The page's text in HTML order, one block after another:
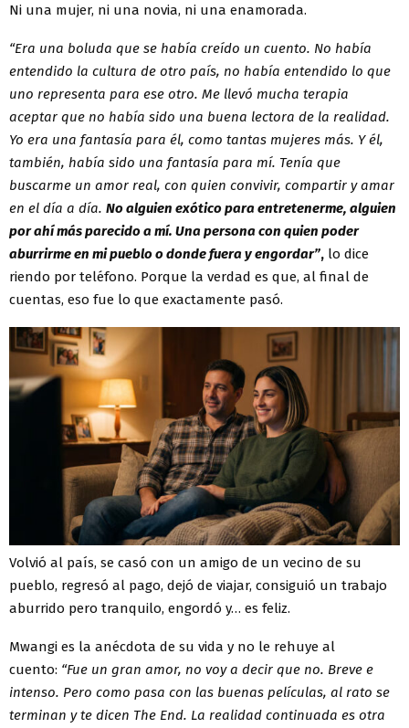
Ni una mujer, ni una novia, ni una enamorada.
“Era una boluda que se había creído un cuento. No había
entendido la cultura de otro país, no había entendido lo que
uno representa para ese otro. Me llevó mucha terapia
aceptar que no había sido una buena lectora de la realidad.
Yo era una fantasía para él, como tantas mujeres más. Y él,
también, había sido una fantasía para mí. Tenía que
buscarme un amor real, con quien convivir, compartir y amar
en el día a día. No alguien exótico para entretenerme, alguien
por ahí más parecido a mí. Una persona con quien poder
aburrirme en mi pueblo o donde fuera y engordar”, lo dice
riendo por teléfono. Porque la verdad es que, al final de
cuentas, eso fue lo que exactamente pasó.
Volvió al país, se casó con un amigo de un vecino de su
pueblo, regresó al pago, dejó de viajar, consiguió un trabajo
aburrido pero tranquilo, engordó y… es feliz.
Mwangi es la anécdota de su vida y no le rehuye al
cuento: “Fue un gran amor, no voy a decir que no. Breve e
intenso. Pero como pasa con las buenas películas, al rato se
terminan y te dicen The End. La realidad continuada es otra